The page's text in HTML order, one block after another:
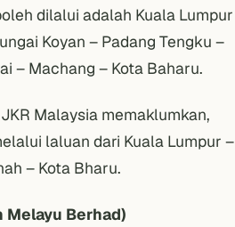
dilalui adalah Kuala Lumpur
Koyan – Padang Tengku –
– Machang – Kota Baharu.
Malaysia memaklumkan,
laluan dari Kuala Lumpur –
– Kota Bharu.
Melayu Berhad)